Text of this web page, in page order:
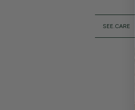
SEE.CARE